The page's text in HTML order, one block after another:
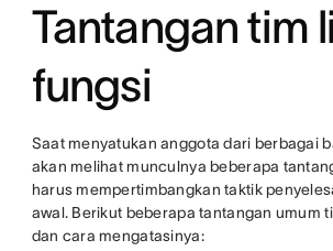
Tantangan tim
fungsi
Saat menyatukan anggota dari berbagai
akan melihat munculnya beberapa
harus mempertimbangkan taktik
awal. Berikut beberapa tantangan umum
dan cara mengatasinya: